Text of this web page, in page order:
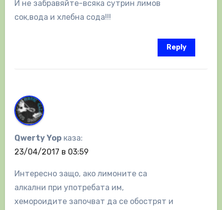
И не забравяйте-всяка сутрин лимов
сок,вода и хлебна сода!!!
Reply
Qwerty Yop каза:
23/04/2017 в 03:59
Интересно защо, ако лимоните са
алкални при употребата им,
хемороидите започват да се обострят и